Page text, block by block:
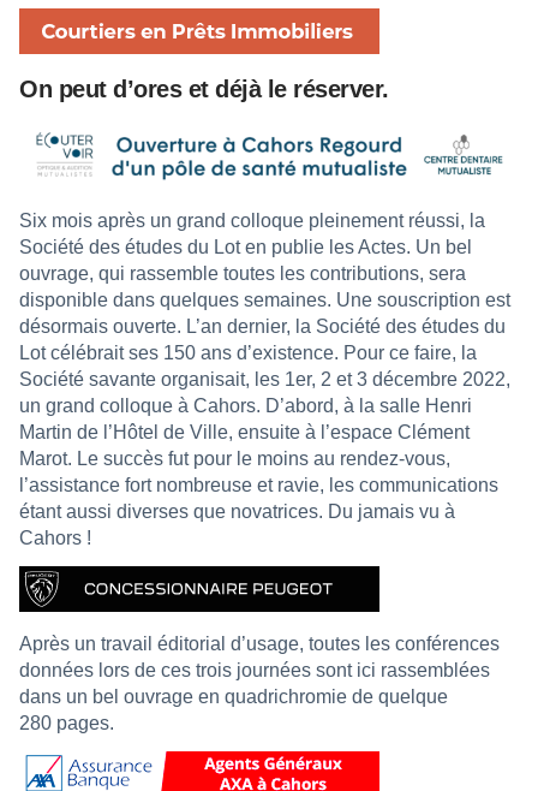
On peut d’ores et déjà le réserver.
Six mois après un grand colloque pleinement réussi, la
Société des études du Lot en publie les Actes. Un bel
ouvrage, qui rassemble toutes les contributions, sera
disponible dans quelques semaines. Une souscription est
désormais ouverte. L’an dernier, la Société des études du
Lot célébrait ses 150 ans d’existence. Pour ce faire, la
Société savante organisait, les 1er, 2 et 3 décembre 2022,
un grand colloque à Cahors. D’abord, à la salle Henri
Martin de l’Hôtel de Ville, ensuite à l’espace Clément
Marot. Le succès fut pour le moins au rendez-vous,
l’assistance fort nombreuse et ravie, les communications
étant aussi diverses que novatrices. Du jamais vu à
Cahors !
Après un travail éditorial d’usage, toutes les conférences
données lors de ces trois journées sont ici rassemblées
dans un bel ouvrage en quadrichromie de quelque
280 pages.